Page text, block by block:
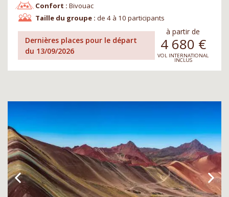
Confort : Bivouac
Taille du groupe : de 4 à 10 participants
Dernières places pour le départ
du 13/09/2026
à partir de
4 680 €
VOL INTERNATIONAL
INCLUS